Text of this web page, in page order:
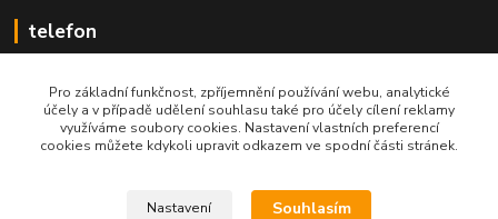
telefon
+420 727 880 789
PO - PÁ: 9 - 17
Pro základní funkčnost, zpříjemnění používání webu, analytické
účely a v případě udělení souhlasu také pro účely cílení reklamy
využíváme soubory cookies. Nastavení vlastních preferencí
cookies můžete kdykoli upravit odkazem ve spodní části stránek.
Nastavení Souhlasím